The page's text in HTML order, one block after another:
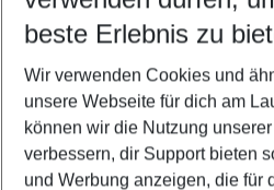
5-8 Nächte
2 Erwachsene Keine Kinder
Mehr Filter
beste Erlebnis zu
Wir verwenden Cookies und
unsere Webseite für dich am
können wir die Nutzung
verbessern, dir Support bieten
und Werbung anzeigen, die für